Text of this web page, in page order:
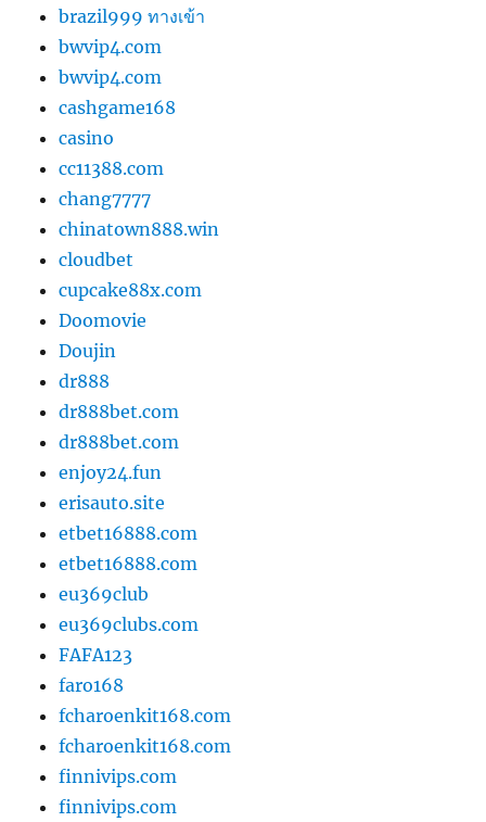
brazil999 ทางเข้า
bwvip4.com
bwvip4.com
cashgame168
casino
cc11388.com
chang7777
chinatown888.win
cloudbet
cupcake88x.com
Doomovie
Doujin
dr888
dr888bet.com
dr888bet.com
enjoy24.fun
erisauto.site
etbet16888.com
etbet16888.com
eu369club
eu369clubs.com
FAFA123
faro168
fcharoenkit168.com
fcharoenkit168.com
finnivips.com
finnivips.com